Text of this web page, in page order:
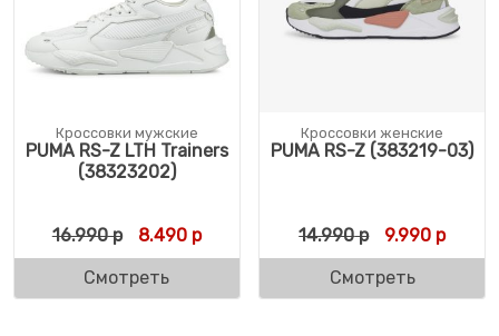
Кроссовки мужские
PUMA RS-Z LTH Trainers
(38323202)
16.990р Первоначальная цена составляла 16.990
8.490рТекущая цена: 8.490 р.
Смотреть
Кроссовки женские
PUMA RS-Z (383219-03)
14.990р 9.990 р
Смотреть